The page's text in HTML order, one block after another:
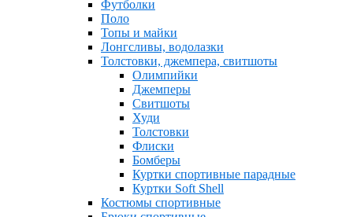
Футболки
Поло
Топы и майки
Лонгсливы, водолазки
Толстовки, джемпера, свитшоты
Олимпийки
Джемперы
Свитшоты
Худи
Толстовки
Флиски
Бомберы
Куртки спортивные парадные
Куртки Soft Shell
Костюмы спортивные